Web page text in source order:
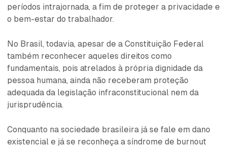
períodos intrajornada, a fim de proteger a privacidade e
o bem-estar do trabalhador.
No Brasil, todavia, apesar de a Constituição Federal
também reconhecer aqueles direitos como
fundamentais, pois atrelados à própria dignidade da
pessoa humana, ainda não receberam proteção
adequada da legislação infraconstitucional nem da
jurisprudência.
Conquanto na sociedade brasileira já se fale em dano
existencial e já se reconheça a síndrome de burnout